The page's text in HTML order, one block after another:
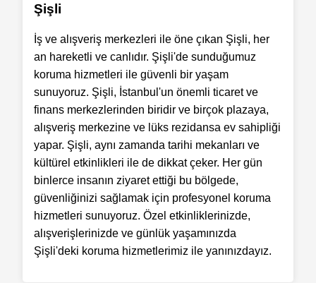
Şişli
İş ve alışveriş merkezleri ile öne çıkan Şişli, her
an hareketli ve canlıdır. Şişli'de sunduğumuz
koruma hizmetleri ile güvenli bir yaşam
sunuyoruz. Şişli, İstanbul'un önemli ticaret ve
finans merkezlerinden biridir ve birçok plazaya,
alışveriş merkezine ve lüks rezidansa ev sahipliği
yapar. Şişli, aynı zamanda tarihi mekanları ve
kültürel etkinlikleri ile de dikkat çeker. Her gün
binlerce insanın ziyaret ettiği bu bölgede,
güvenliğinizi sağlamak için profesyonel koruma
hizmetleri sunuyoruz. Özel etkinliklerinizde,
alışverişlerinizde ve günlük yaşamınızda
Şişli'deki koruma hizmetlerimiz ile yanınızdayız.